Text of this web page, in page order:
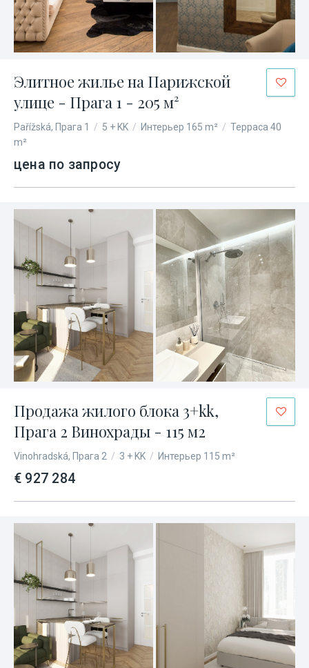
Элитное жилье на Парижской
улице - Прага 1 - 205 м²
Pařížská, Прага 1 / 5 + KK / Интерьер 165 m² / Терраса 40
m²
цена по запросу
Продажа жилого блока 3+kk,
Прага 2 Винохрады - 115 м2
Vinohradská, Прага 2 / 3 + KK / Интерьер 115 m²
€ 927 284